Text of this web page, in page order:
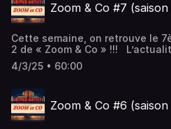
Zoom & Co #7
Cette semaine, on retrouve le
2 de « Zoom & Co » !!!
mois d’avril 2025.
4/3/25 • 60:00
Zoom & Co #6